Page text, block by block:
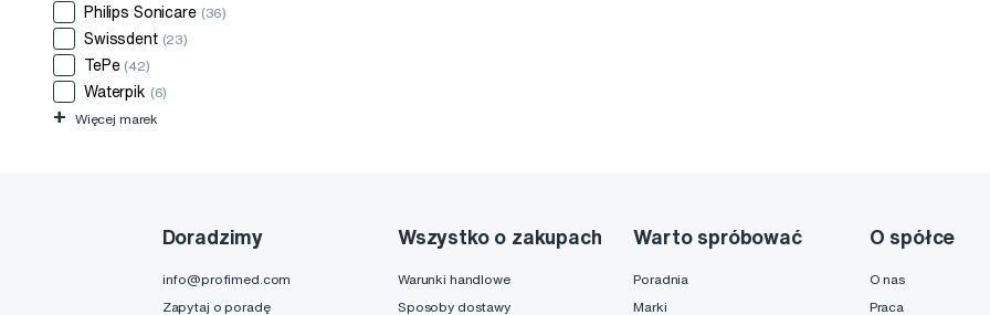
Philips Sonicare (36)
Swissdent (23)
TePe (42)
Waterpik (6)
+ Więcej marek
Doradzimy
info@profimed.com
Zapytaj o poradę
Wszystko o zakupach
Warunki handlowe
Sposoby dostawy
Warto spróbować
Poradnia
Marki
O spółce
O nas
Praca